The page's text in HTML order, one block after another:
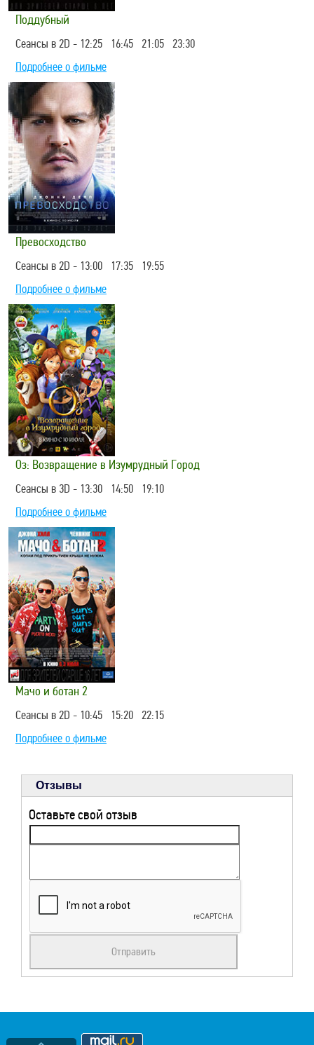
Поддубный
Сеансы в 2D - 12:25 16:45 21:05 23:30
Подробнее о фильме
Превосходство
Сеансы в 2D - 13:00 17:35 19:55
Подробнее о фильме
Оз: Возвращение в Изумрудный Город
Сеансы в 3D - 13:30 14:50 19:10
Подробнее о фильме
Мачо и ботан 2
Сеансы в 2D - 10:45 15:20 22:15
Подробнее о фильме
Отзывы
Оставьте свой отзыв